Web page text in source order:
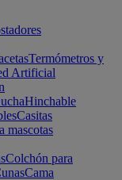
Termómetros y
Artificial
Hinchable
Casitas
mascotas
Colchón para
Cama